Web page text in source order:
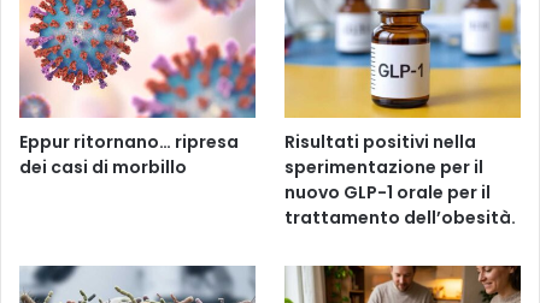
Eppur ritornano… ripresa
dei casi di morbillo
Risultati positivi nella
sperimentazione per il
nuovo GLP-1 orale per il
trattamento dell’obesità.